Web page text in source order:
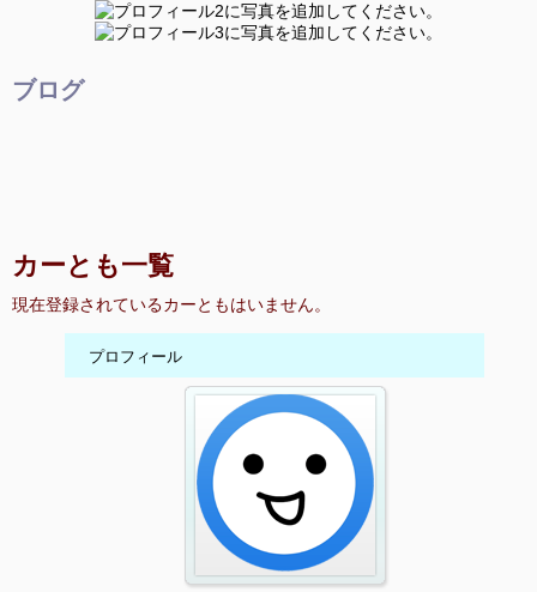
ブログ
カーとも一覧
現在登録されているカーともはいません。
プロフィール